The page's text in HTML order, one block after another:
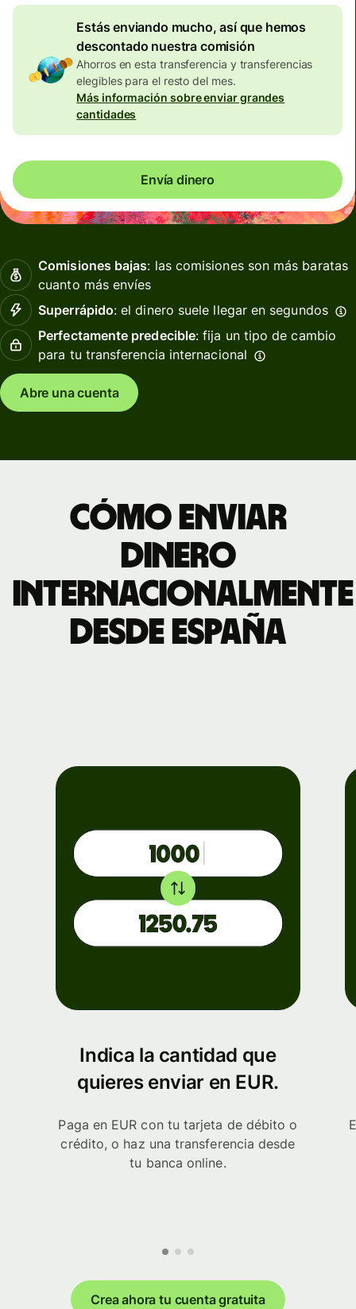
Estás enviando mucho, así que hemos
descontado nuestra comisión
Ahorros en esta transferencia y transferencias
elegibles para el resto del mes.
Más información sobre enviar grandes
cantidades
Envía dinero
Comisiones bajas: las comisiones son más baratas
cuanto más envíes
Superrápido: el dinero suele llegar en segundos
Perfectamente predecible: fija un tipo de cambio
para tu transferencia internacional
Abre una cuenta
Cómo enviar
dinero
internacionalmente
desde España
Indica la cantidad que
quieres enviar en EUR.
Paga en EUR con tu tarjeta de débito o
crédito, o haz una transferencia desde
tu banca online.
Crea ahora tu cuenta gratuita